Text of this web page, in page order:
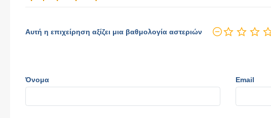
Αυτή η επιχείρηση αξίζει μια βαθμολογία αστεριών
Όνομα Email